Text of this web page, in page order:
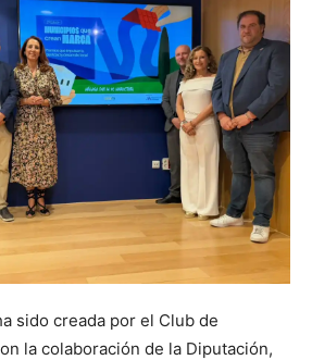
sido creada por el Club de
la colaboración de la Diputación,